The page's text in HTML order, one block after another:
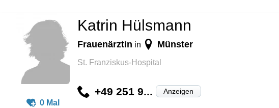
0 Mal
Katrin Hülsmann
Frauenärztin in Münster
St. Franziskus-Hospital
+49 251 9... Anzeigen